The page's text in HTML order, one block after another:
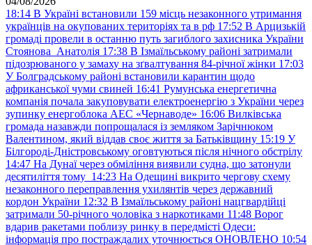
18:14 В Україні встановили 159 місць незаконного утримання
українців на окупованих територіях та в рф 17:52 В Арцизькій
громаді провели в останню путь загиблого захисника України
Стоянова Анатолія 17:38 В Ізмаїльському районі затримали
підозрюваного у замаху на зґвалтування 84-річної жінки 17:03
У Болградському районі встановили карантин щодо
африканської чуми свиней 16:41 Румунська енергетична
компанія почала закуповувати електроенергію з України через
зупинку енергоблока АЕС «Чернаводе» 16:06 Вилківська
громада назавжди попрощалася із земляком Зарічнюком
Валентином, який віддав своє життя за Батьківщину 15:19 У
Білгороді-Дністровському оговтуються після нічного обстрілу
14:47 На Дунаї через обміління виявили судна, що затонули
десятиліття тому 14:23 На Одещині викрито чергову схему
незаконного переправлення ухилянтів через державний
кордон України 12:32 В Ізмаїльському районі нацгвардійці
затримали 50-річного чоловіка з наркотиками 11:48 Ворог
вдарив ракетами поблизу ринку в передмісті Одеси:
інформація про постраждалих уточнюється ОНОВЛЕНО 10:54